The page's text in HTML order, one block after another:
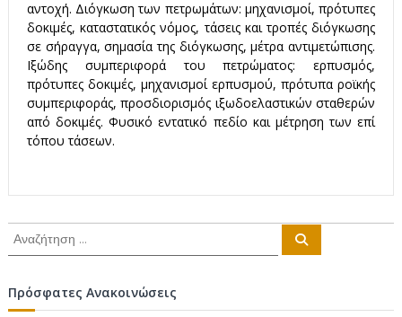
αντοχή. Διόγκωση των πετρωμάτων: μηχανισμοί, πρότυπες
δοκιμές, καταστατικός νόμος, τάσεις και τροπές διόγκωσης
σε σήραγγα, σημασία της διόγκωσης, μέτρα αντιμετώπισης.
Ιξώδης συμπεριφορά του πετρώματος: ερπυσμός,
πρότυπες δοκιμές, μηχανισμοί ερπυσμού, πρότυπα ροϊκής
συμπεριφοράς, προσδιορισμός ιξωδοελαστικών σταθερών
από δοκιμές. Φυσικό εντατικό πεδίο και μέτρηση των επί
τόπου τάσεων.
ζ
ή
Α
η
Πρόσφατες Ανακοινώσεις